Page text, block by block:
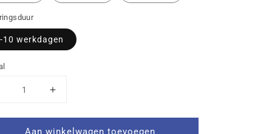
10 werkdagen
Aantal
Aantal
voor
Aan winkelwagen toevoegen